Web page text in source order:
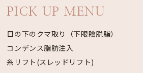
PICK UP MENU
目の下のクマ取り（下眼瞼脱脂）
コンデンス脂肪注入
糸リフト(スレッドリフト)